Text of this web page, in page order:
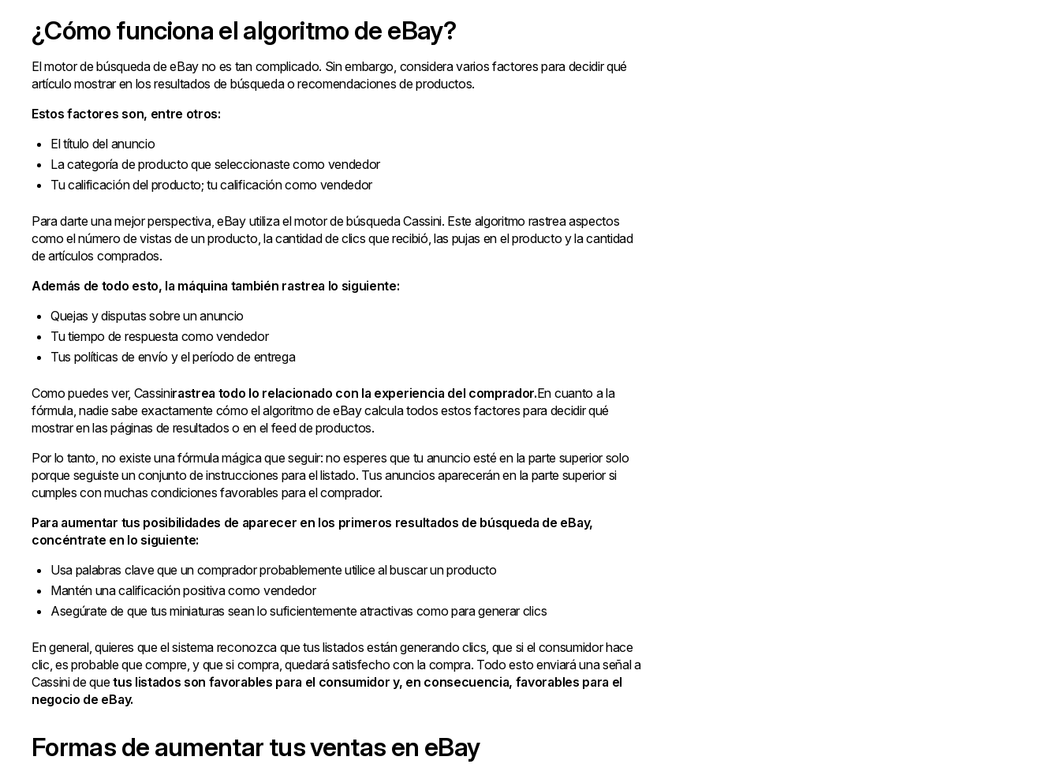
¿Cómo funciona el algoritmo de eBay?
El motor de búsqueda de eBay no es tan complicado. Sin embargo, considera varios factores para decidir qué
artículo mostrar en los resultados de búsqueda o recomendaciones de productos.
Estos factores son, entre otros:
El título del anuncio
La categoría de producto que seleccionaste como vendedor
Tu calificación del producto; tu calificación como vendedor
Para darte una mejor perspectiva, eBay utiliza el motor de búsqueda Cassini. Este algoritmo rastrea aspectos
como el número de vistas de un producto, la cantidad de clics que recibió, las pujas en el producto y la cantidad
de artículos comprados.
Además de todo esto, la máquina también rastrea lo siguiente:
Quejas y disputas sobre un anuncio
Tu tiempo de respuesta como vendedor
Tus políticas de envío y el período de entrega
Como puedes ver, Cassinirastrea todo lo relacionado con la experiencia del comprador.En cuanto a la
fórmula, nadie sabe exactamente cómo el algoritmo de eBay calcula todos estos factores para decidir qué
mostrar en las páginas de resultados o en el feed de productos.
Por lo tanto, no existe una fórmula mágica que seguir: no esperes que tu anuncio esté en la parte superior solo
porque seguiste un conjunto de instrucciones para el listado. Tus anuncios aparecerán en la parte superior si
cumples con muchas condiciones favorables para el comprador.
Para aumentar tus posibilidades de aparecer en los primeros resultados de búsqueda de eBay,
concéntrate en lo siguiente:
Usa palabras clave que un comprador probablemente utilice al buscar un producto
Mantén una calificación positiva como vendedor
Asegúrate de que tus miniaturas sean lo suficientemente atractivas como para generar clics
En general, quieres que el sistema reconozca que tus listados están generando clics, que si el consumidor hace
clic, es probable que compre, y que si compra, quedará satisfecho con la compra. Todo esto enviará una señal a
Cassini de quetus listados son favorables para el consumidor y, en consecuencia, favorables para el
negocio de eBay.
Formas de aumentar tus ventas en eBay